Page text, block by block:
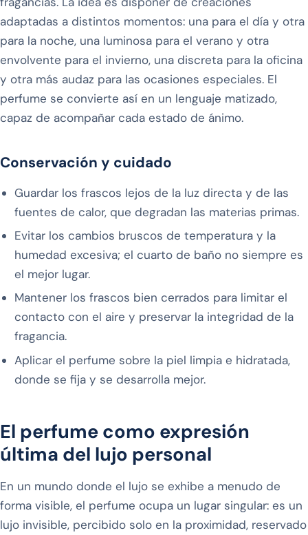
adaptadas a distintos momentos: una para el día y otra
para la noche, una luminosa para el verano y otra
envolvente para el invierno, una discreta para la oficina
y otra más audaz para las ocasiones especiales. El
perfume se convierte así en un lenguaje matizado,
capaz de acompañar cada estado de ánimo.
Conservación y cuidado
Guardar los frascos lejos de la luz directa y de las
fuentes de calor, que degradan las materias primas.
Evitar los cambios bruscos de temperatura y la
humedad excesiva; el cuarto de baño no siempre es
el mejor lugar.
Mantener los frascos bien cerrados para limitar el
contacto con el aire y preservar la integridad de la
fragancia.
Aplicar el perfume sobre la piel limpia e hidratada,
donde se fija y se desarrolla mejor.
El perfume como expresión
última del lujo personal
En un mundo donde el lujo se exhibe a menudo de
forma visible, el perfume ocupa un lugar singular: es un
lujo invisible, percibido solo en la proximidad, reservado